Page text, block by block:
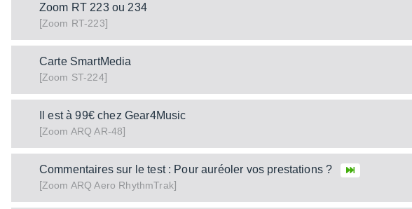
Zoom RT 223 ou 234
[Zoom RT-223]
Carte SmartMedia
[Zoom ST-224]
Il est à 99€ chez Gear4Music
[Zoom ARQ AR-48]
Commentaires sur le test : Pour auréoler vos prestations ?
[Zoom ARQ Aero RhythmTrak]